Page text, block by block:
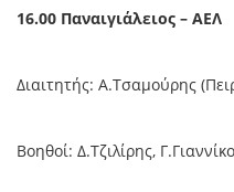
16.00 Παναιγιάλειος – ΑΕΛ
Διαιτητής: Α.Τσαμούρης
Βοηθοί: Δ.Τζιλίρης,